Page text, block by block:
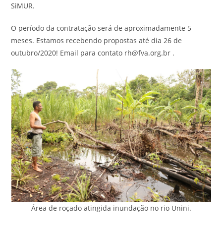
SiMUR.
O período da contratação será de aproximadamente 5
meses. Estamos recebendo propostas até dia 26 de
outubro/2020! Email para contato rh@fva.org.br .
Área de roçado atingida inundação no rio Unini.